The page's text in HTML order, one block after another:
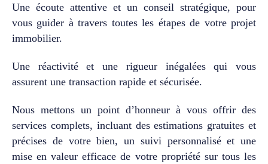
fort potentiel
d’aménagement. Le
sous-sol développe
laissant envisager de
multiples possibilités :
professionnel, salle de
loisirs, stockage ou
création d’une surface
habitable
complémentaire. La
Une écoute attentive et un conseil stratégique, pour
vous guider à travers toutes les étapes de votre projet
immobilier.
Une réactivité et une rigueur inégalées qui vous
assurent une transaction rapide et sécurisée.
Nous mettons un point d’honneur à vous offrir des
services complets, incluant des estimations gratuites et
précises de votre bien, un suivi personnalisé et une
mise en valeur efficace de votre propriété sur tous les